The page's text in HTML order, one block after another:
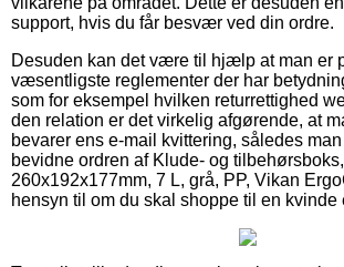
support, hvis du får besvær ved din ordre.
Desuden kan det være til hjælp at man er
væsentligste reglementer der har
som for eksempel hvilken returrettighed
den relation er det virkelig afgørende, at
bevarer ens e-mail kvittering, således
bevidne ordren af Klude- og tilbehørsboks,
260x192x177mm, 7 L, grå, PP, Vikan
hensyn til om du skal shoppe til en kvinde